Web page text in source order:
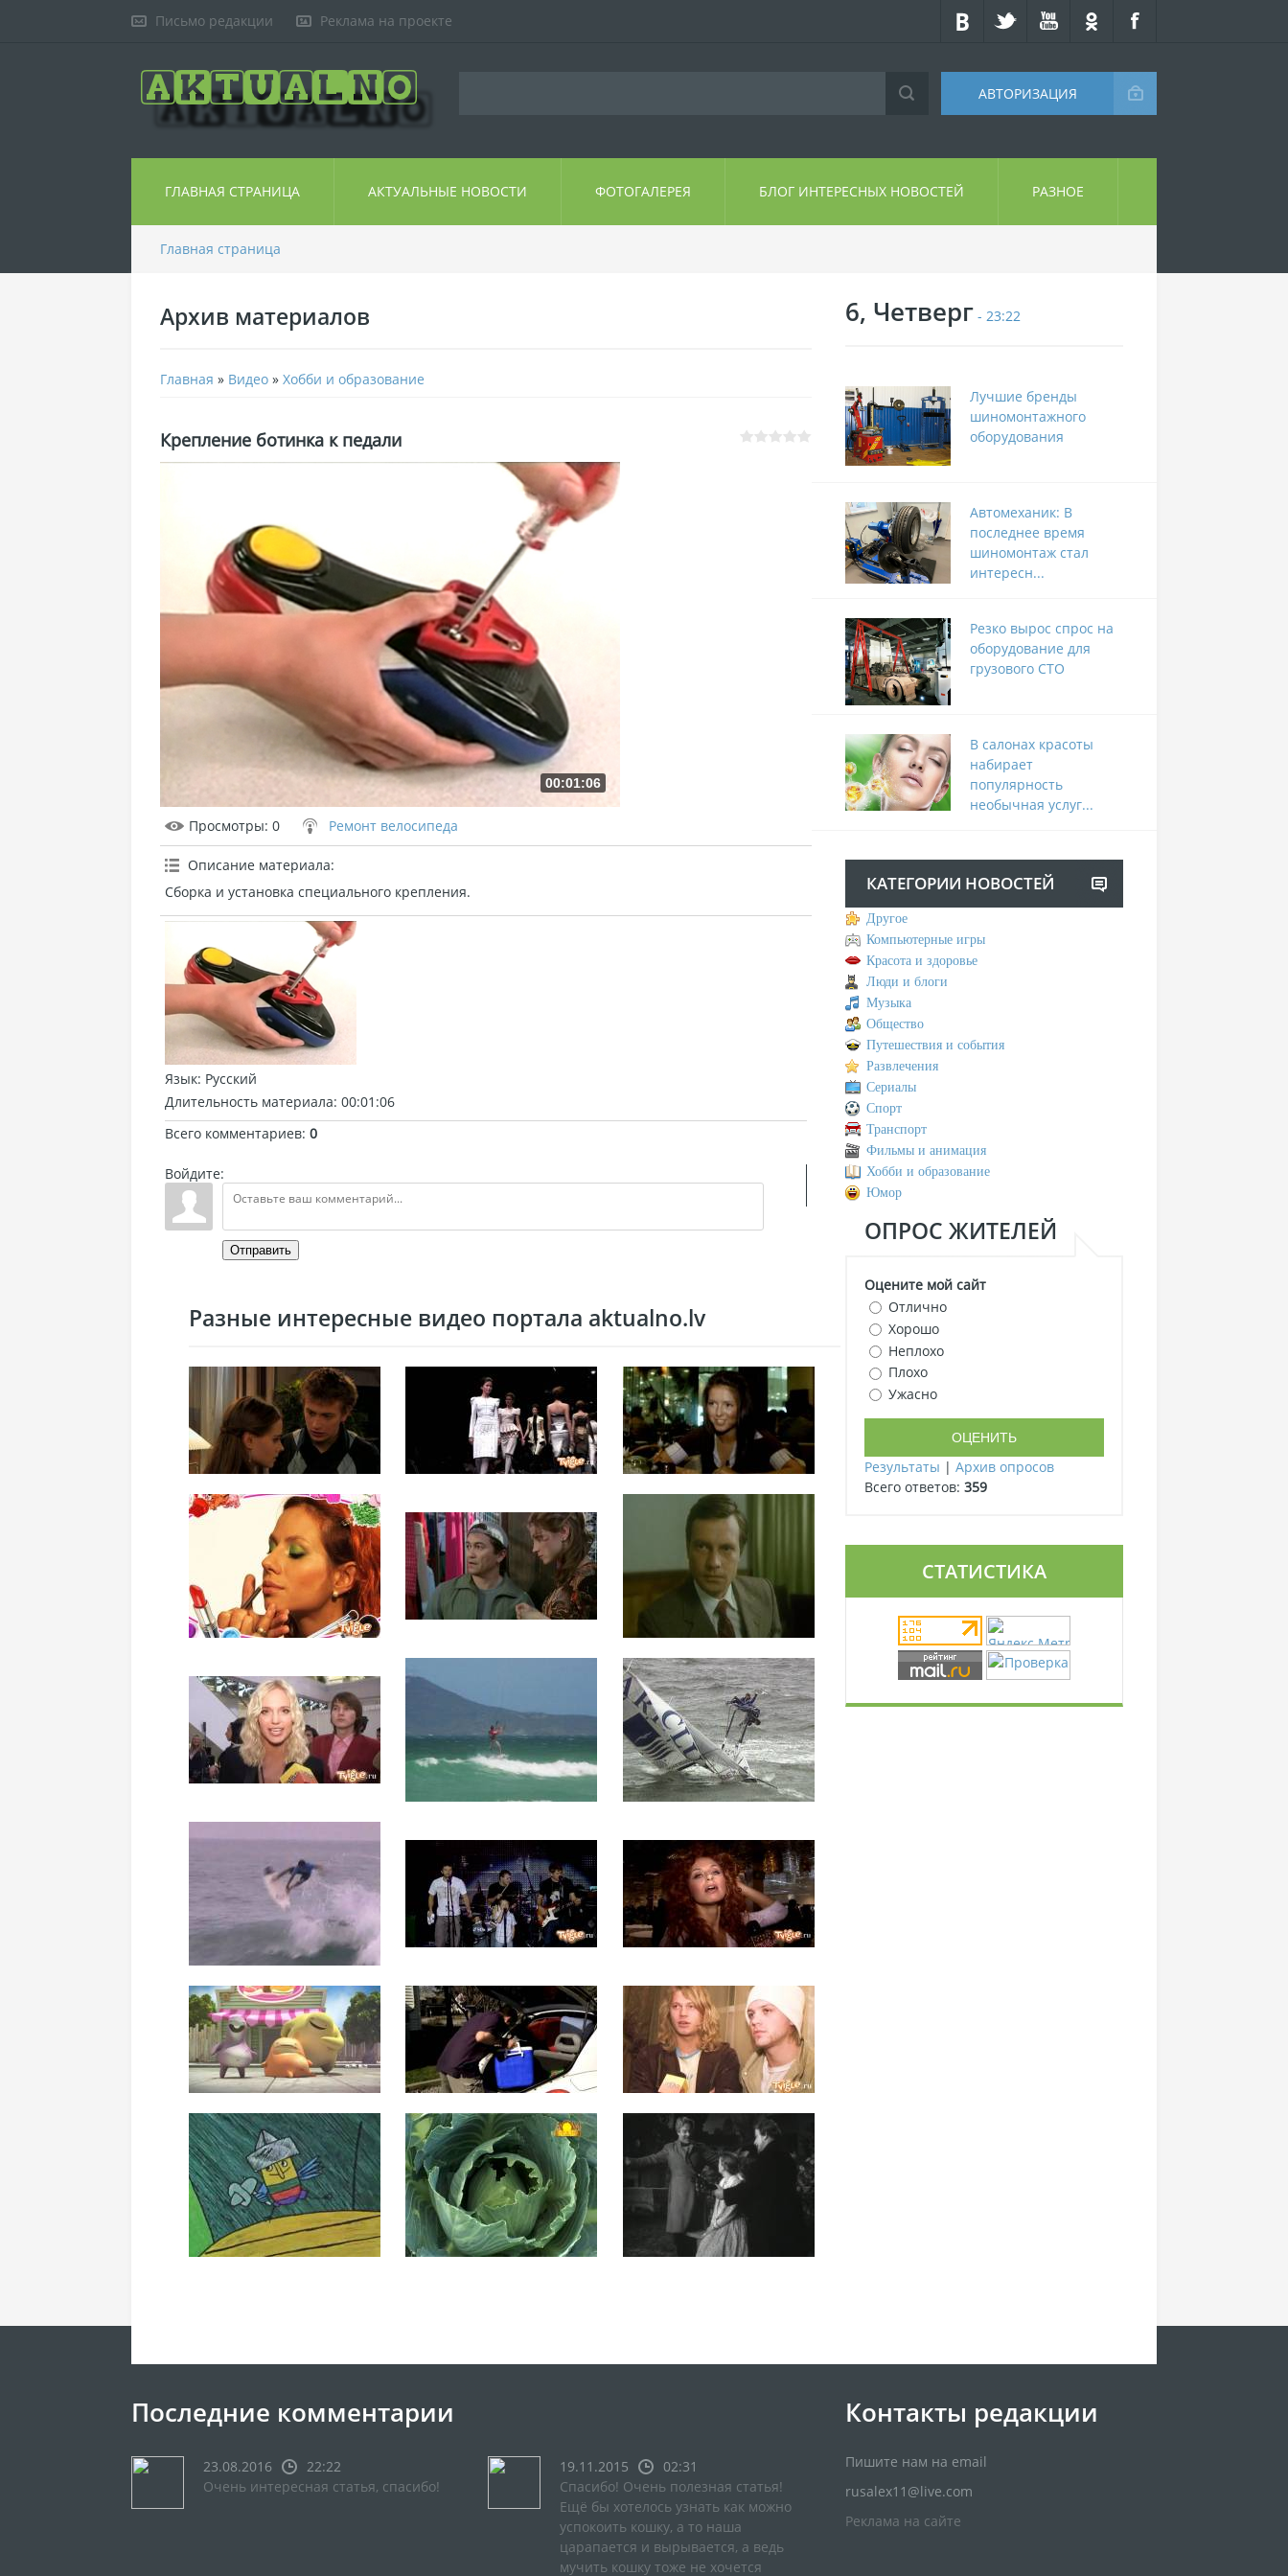
Письмо редакции Реклама на проекте
АВТОРИЗАЦИЯ
ГЛАВНАЯ СТРАНИЦА АКТУАЛЬНЫЕ НОВОСТИ ФОТОГАЛЕРЕЯ БЛОГ ИНТЕРЕСНЫХ НОВОСТЕЙ РАЗНОЕ
Главная страница
Архив материалов
Главная » Видео » Хобби и образование
Крепление ботинка к педали
00:01:06
Просмотры: 0 Ремонт велосипеда
Описание материала:
Сборка и установка специального крепления.
Язык: Русский
Длительность материала: 00:01:06
Всего комментариев: 0
Войдите:
Отправить
Разные интересные видео портала aktualno.lv
6, Четверг - 23:22
Лучшие бренды
шиномонтажного
оборудования
Автомеханик: В
последнее время
шиномонтаж стал
интересн...
Резко вырос спрос на
оборудование для
грузового СТО
В салонах красоты
набирает
популярность
необычная услуг...
КАТЕГОРИИ НОВОСТЕЙ
Другое
Компьютерные игры
Красота и здоровье
Люди и блоги
Музыка
Общество
Путешествия и события
Развлечения
Сериалы
Спорт
Транспорт
Фильмы и анимация
Хобби и образование
Юмор
ОПРОС ЖИТЕЛЕЙ
Оцените мой сайт
Отлично
Хорошо
Неплохо
Плохо
Ужасно
Результаты | Архив опросов
Всего ответов: 359
СТАТИСТИКА
Последние комментарии
23.08.2016
22:22
Очень интересная статья, спасибо!
19.11.2015
02:31
Спасибо! Очень полезная статья!
Ещё бы хотелось узнать как можно
успокоить кошку, а то наша
царапается и вырывается, а ведь
мучить кошку тоже не хочется
Контакты редакции
Пишите нам на email
rusalex11@live.com
Реклама на сайте